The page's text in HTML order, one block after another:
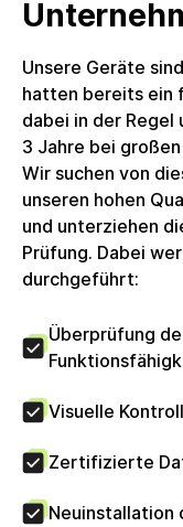
Unsere Geräte
hatten bereits ein
dabei in der Regel
3 Jahre bei
Wir suchen von
unseren hohen
und unterziehen
Prüfung. Dabei
durchgeführt:
Überprüfung
Visuelle
Zertifizierte
Neuinstallation